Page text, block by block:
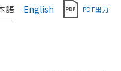
語 English PDF出力